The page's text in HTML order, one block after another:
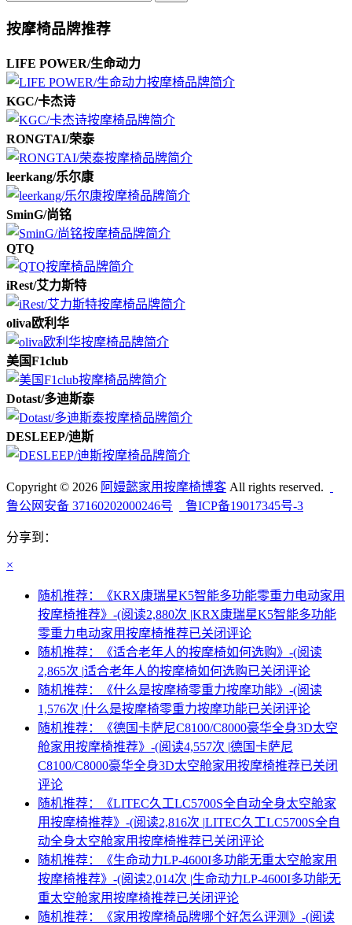
按摩椅品牌推荐
LIFE POWER/生命动力
KGC/卡杰诗
RONGTAI/荣泰
leerkang/乐尔康
SminG/尚铭
QTQ
iRest/艾力斯特
oliva欧利华
美国F1club
Dotast/多迪斯泰
DESLEEP/迪斯
Copyright © 2026 阿嫚懿家用按摩椅博客 All rights reserved.
鲁公网安备 37160202000246号
鲁ICP备19017345号-3
分享到：
×
随机推荐：《KRX康瑞星K5智能多功能零重力电动家用
按摩椅推荐》-(阅读2,880次 |KRX康瑞星K5智能多功能
零重力电动家用按摩椅推荐已关闭评论
随机推荐：《适合老年人的按摩椅如何选购》-(阅读
2,865次 |适合老年人的按摩椅如何选购已关闭评论
随机推荐：《什么是按摩椅零重力按摩功能》-(阅读
1,576次 |什么是按摩椅零重力按摩功能已关闭评论
随机推荐：《德国卡萨尼C8100/C8000豪华全身3D太空
舱家用按摩椅推荐》-(阅读4,557次 |德国卡萨尼
C8100/C8000豪华全身3D太空舱家用按摩椅推荐已关闭
评论
随机推荐：《LITEC久工LC5700S全自动全身太空舱家
用按摩椅推荐》-(阅读2,816次 |LITEC久工LC5700S全自
动全身太空舱家用按摩椅推荐已关闭评论
随机推荐：《生命动力LP-4600I多功能无重太空舱家用
按摩椅推荐》-(阅读2,014次 |生命动力LP-4600I多功能无
重太空舱家用按摩椅推荐已关闭评论
随机推荐：《家用按摩椅品牌哪个好怎么评测》-(阅读